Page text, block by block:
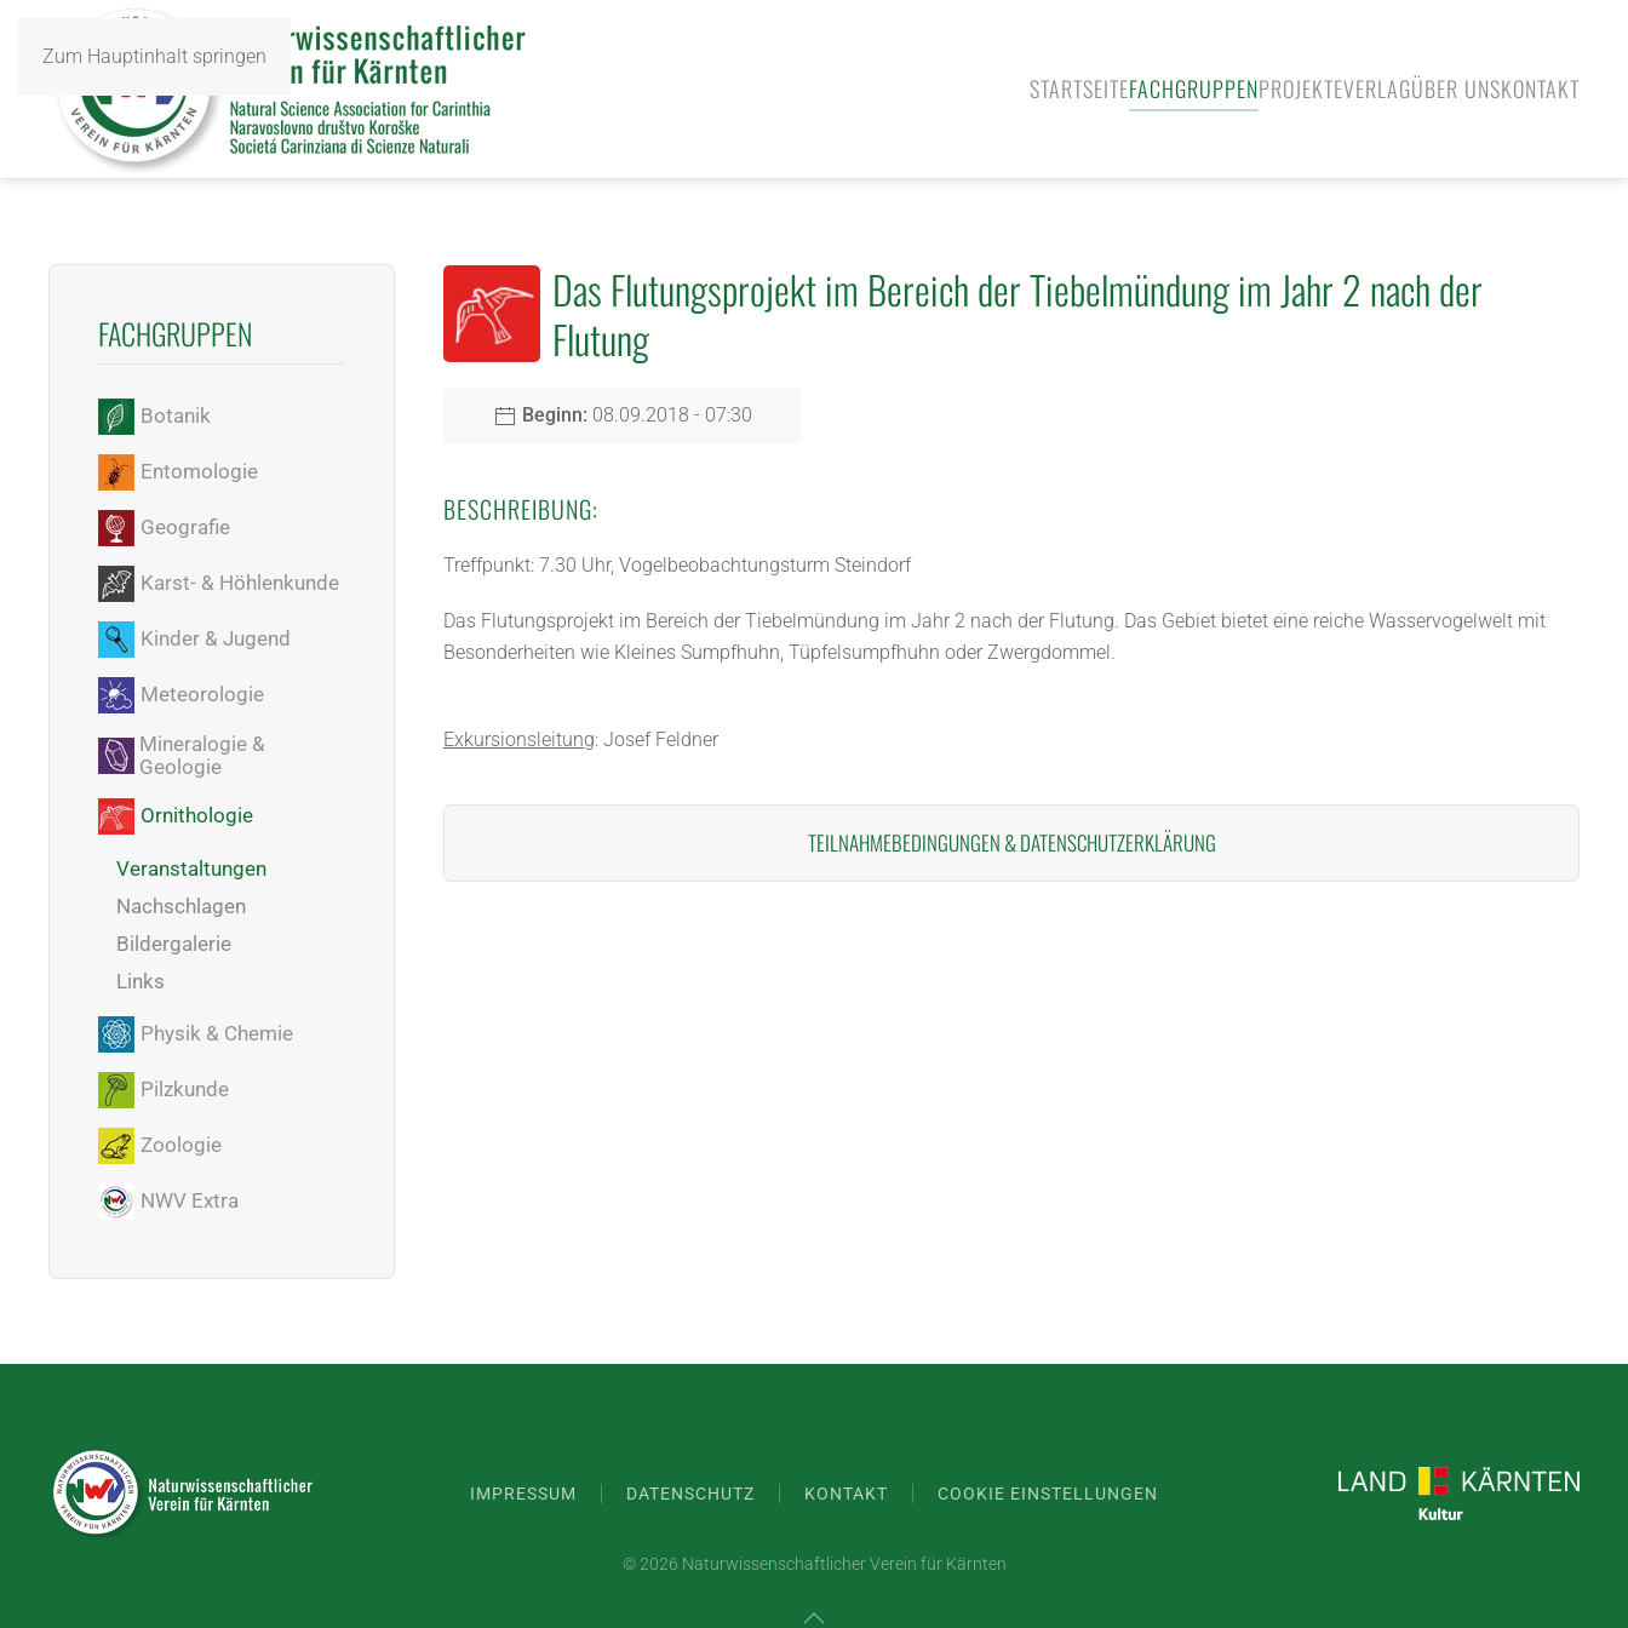
Zum Hauptinhalt springen
STARTSEITEFACHGRUPPENPROJEKTEVERLAGÜBER UNSKONTAKT
FACHGRUPPEN
Botanik
Entomologie
Geografie
Karst- & Höhlenkunde
Kinder & Jugend
Meteorologie
Mineralogie &
Geologie
Ornithologie
Veranstaltungen
Nachschlagen
Bildergalerie
Links
Physik & Chemie
Pilzkunde
Zoologie
NWV Extra
Das Flutungsprojekt im Bereich der Tiebelmündung im Jahr 2 nach der
Flutung
Beginn: 08.09.2018 - 07:30
BESCHREIBUNG:
Treffpunkt: 7.30 Uhr, Vogelbeobachtungsturm Steindorf
Das Flutungsprojekt im Bereich der Tiebelmündung im Jahr 2 nach der Flutung. Das Gebiet bietet eine reiche Wasservogelwelt mit
Besonderheiten wie Kleines Sumpfhuhn, Tüpfelsumpfhuhn oder Zwergdommel.
Exkursionsleitung: Josef Feldner
TEILNAHMEBEDINGUNGEN &DATENSCHUTZERKLÄRUNG
IMPRESSUM DATENSCHUTZ KONTAKT COOKIE EINSTELLUNGEN
©2026 Naturwissenschaftlicher Verein für Kärnten